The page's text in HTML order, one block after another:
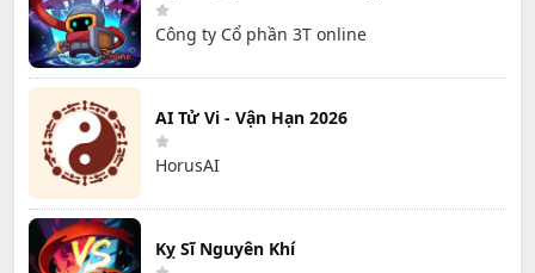
Công ty Cổ phần 3T online
AI Tử Vi - Vận Hạn 2026
HorusAI
Kỵ Sĩ Nguyên Khí